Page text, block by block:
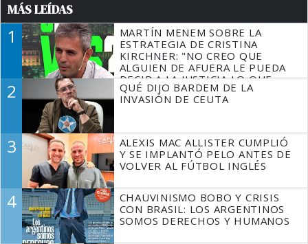
MÁS LEÍDAS
1
MARTÍN MENEM SOBRE LA
ESTRATEGIA DE CRISTINA
KIRCHNER: "NO CREO QUE
ALGUIEN DE AFUERA LE PUEDA
DECIR A LA JUSTICIA LO QUE
TIENE QUE HACER"
2
QUÉ DIJO BARDEM DE LA
INVASIÓN DE CEUTA
3
ALEXIS MAC ALLISTER CUMPLIÓ
Y SE IMPLANTÓ PELO ANTES DE
VOLVER AL FÚTBOL INGLÉS
4
CHAUVINISMO BOBO Y CRISIS
CON BRASIL: LOS ARGENTINOS
SOMOS DERECHOS Y HUMANOS